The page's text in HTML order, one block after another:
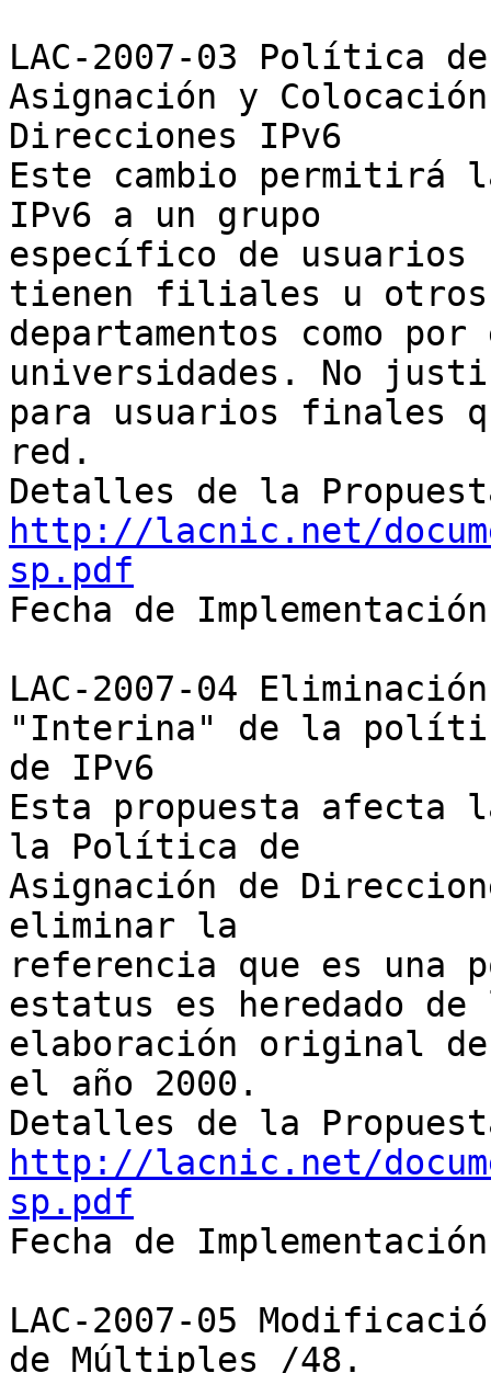
LAC-2007-03 Política
Asignación y
Direcciones IPv6
Este cambio permitirá
IPv6 a un grupo
específico de
tienen filiales u
departamentos como
universidades. No
para usuarios finales
red.
http://lacnic.net/
sp.pdf
Fecha de
LAC-2007-04
"Interina" de la
de IPv6
Esta propuesta afecta
la Política de
Asignación de
eliminar la
referencia que es
estatus es heredado
elaboración original
el año 2000.
http://lacnic.net/
sp.pdf
Fecha de
LAC-2007-05
de Múltiples /48.